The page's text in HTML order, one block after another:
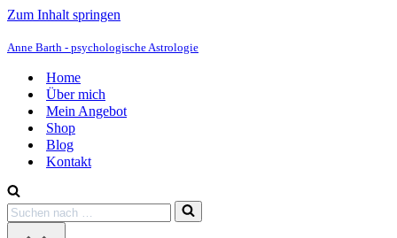
Zum Inhalt springen
Anne Barth - psychologische Astrologie
Home
Über mich
Mein Angebot
Shop
Blog
Kontakt
Suchen
nach …